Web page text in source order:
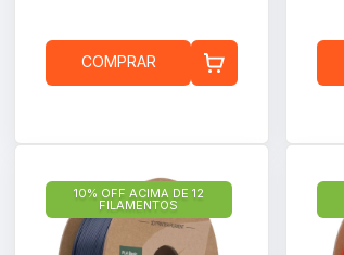
COMPRAR
10% OFF ACIMA DE 12
FILAMENTOS